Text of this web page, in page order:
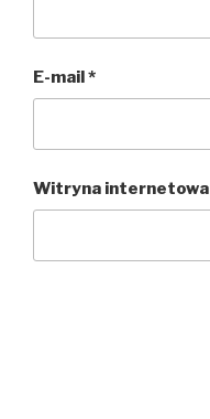
E-mail*
Witryna internetowa